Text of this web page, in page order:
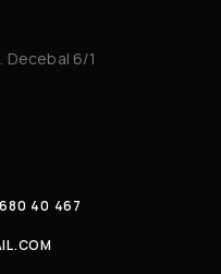
Decebal 6/1
40 467